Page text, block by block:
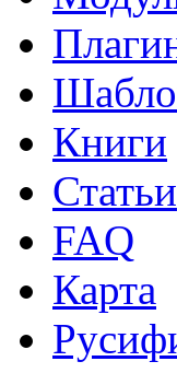
Книги
Статьи
FAQ
Карта